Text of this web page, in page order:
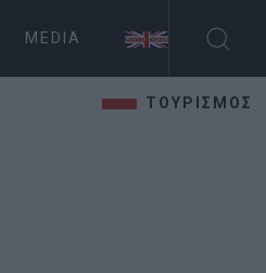
MEDIA
ΤΟΥΡΙΣΜΟΣ